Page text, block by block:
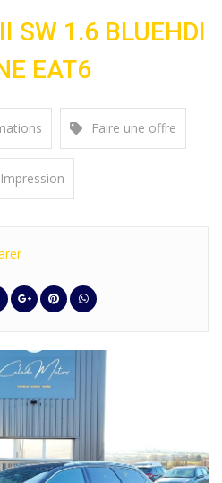
SW 1.6 BLUEHDI
EAT6
Faire une offre
Impression